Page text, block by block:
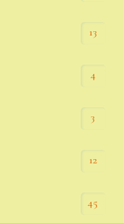
13
4
3
12
45